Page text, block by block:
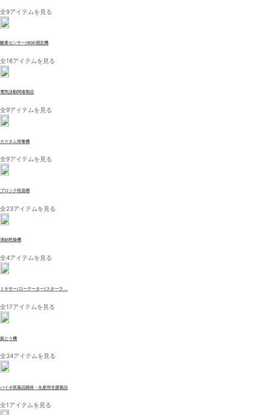
全9アイテムを見る
酸素センサー/BOD測定機
全16アイテムを見る
電気泳動関連製品
全9アイテムを見る
カスタム培養機
全9アイテムを見る
ブロック恒温槽
全23アイテムを見る
凍結乾燥機
全4アイテムを見る
ミキサー/ローテーター/スターラ ...
全17アイテムを見る
振とう機
全34アイテムを見る
バイオ医薬品開発・生産用支援製品
全1アイテムを見る